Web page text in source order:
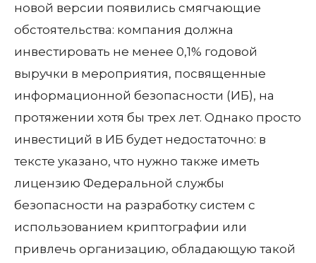
новой версии появились смягчающие
обстоятельства: компания должна
инвестировать не менее 0,1% годовой
выручки в мероприятия, посвященные
информационной безопасности (ИБ), на
протяжении хотя бы трех лет. Однако просто
инвестиций в ИБ будет недостаточно: в
тексте указано, что нужно также иметь
лицензию Федеральной службы
безопасности на разработку систем с
использованием криптографии или
привлечь организацию, обладающую такой